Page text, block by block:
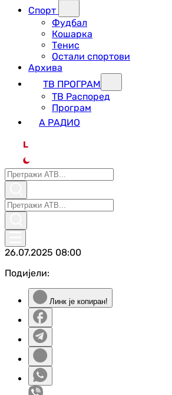
Спорт
Фудбал
Кошарка
Тенис
Остали спортови
Архива
ТВ ПРОГРАМ
ТВ Распоред
Програм
А РАДИО
L
26.07.2025 08:00
Подијели:
Линк је копиран!